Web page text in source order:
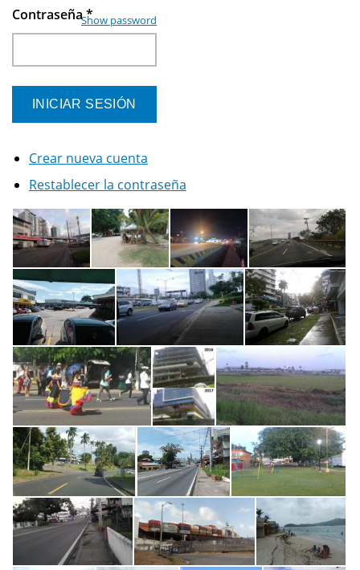
Contraseña*
Show password
Crear nueva cuenta
Restablecer la contraseña